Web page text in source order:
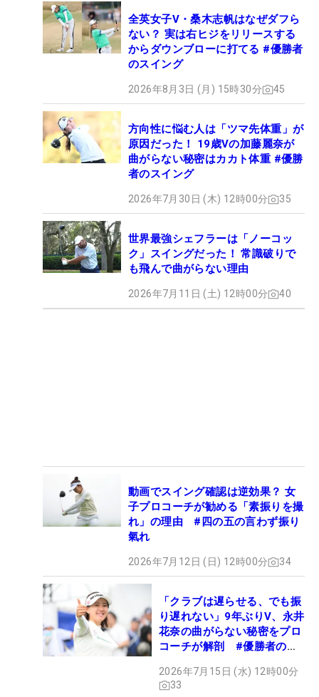
全英女子V・桑木志帆はなぜダフら
ない？ 実は右ヒジをリリースする
からダウンブローに打てる #優勝者
のスイング
2026年8月3日 (月) 15時30分 45
方向性に悩む人は「ツマ先体重」が
原因だった！ 19歳Vの加藤麗奈が
曲がらない秘密はカカト体重 #優勝
者のスイング
2026年7月30日 (木) 12時00分 35
世界最強シェフラーは「ノーコッ
ク」スイングだった！ 常識破りで
も飛んで曲がらない理由
2026年7月11日 (土) 12時00分 40
動画でスイング確認は逆効果？ 女
子プロコーチが勧める「素振りを撮
れ」の理由 #四の五の言わず振り
氣れ
2026年7月12日 (日) 12時00分 34
「クラブは遅らせる、でも振
り遅れない」9年ぶりV、永井
花奈の曲がらない秘密をプロ
コーチが解剖 #優勝者のス
2026年7月15日 (水) 12時00分
33